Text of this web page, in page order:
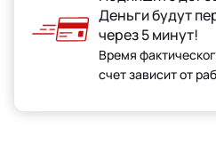
Деньги будут
через 5 минут!
Время
счет зависит от